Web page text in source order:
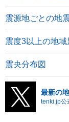
震源地ごとの地
震度3以上の地
震央分布図
最新の
tenki.jp公